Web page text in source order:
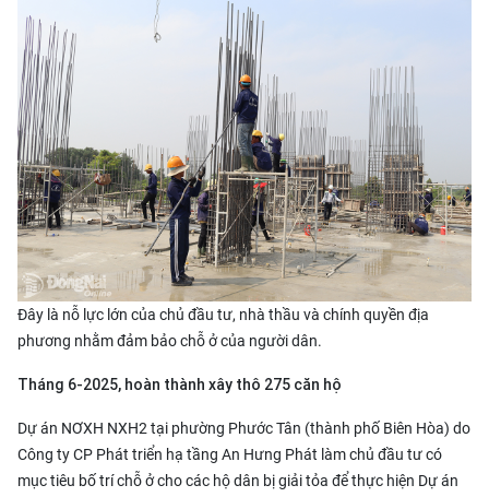
Đây là nỗ lực lớn của chủ đầu tư, nhà thầu và chính quyền địa
phương nhằm đảm bảo chỗ ở của người dân.
Tháng 6-2025, hoàn thành xây thô 275 căn hộ
Dự án NƠXH NXH2 tại phường Phước Tân (thành phố Biên Hòa) do
Công ty CP Phát triển hạ tầng An Hưng Phát làm chủ đầu tư có
mục tiêu bố trí chỗ ở cho các hộ dân bị giải tỏa để thực hiện Dự án